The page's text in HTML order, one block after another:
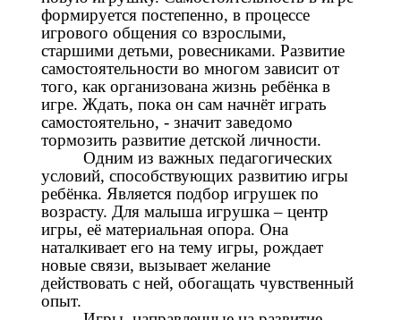
формируется постепенно, в процессе
игрового общения со взрослыми,
старшими детьми, ровесниками. Развитие
самостоятельности во многом зависит от
того, как организована жизнь ребёнка в
игре. Ждать, пока он сам начнёт играть
самостоятельно, - значит заведомо
тормозить развитие детской личности.
Одним из важных педагогических
условий, способствующих развитию игры
ребёнка. Является подбор игрушек по
возрасту. Для малыша игрушка – центр
игры, её материальная опора. Она
наталкивает его на тему игры, рождает
новые связи, вызывает желание
действовать с ней, обогащать чувственный
опыт.